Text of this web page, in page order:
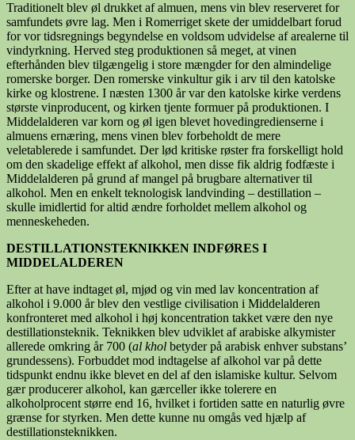
Traditionelt blev øl drukket af almuen, mens vin blev reserveret for
samfundets øvre lag. Men i Romerriget skete der umiddelbart forud
for vor tidsregnings begyndelse en voldsom udvidelse af arealerne til
vindyrkning. Herved steg produktionen så meget, at vinen
efterhånden blev tilgængelig i store mængder for den almindelige
romerske borger. Den romerske vinkultur gik i arv til den katolske
kirke og klostrene. I næsten 1300 år var den katolske kirke verdens
største vinproducent, og kirken tjente formuer på produktionen. I
Middelalderen var korn og øl igen blevet hovedingredienserne i
almuens ernæring, mens vinen blev forbeholdt de mere
veletablerede i samfundet. Der lød kritiske røster fra forskelligt hold
om den skadelige effekt af alkohol, men disse fik aldrig fodfæste i
Middelalderen på grund af mangel på brugbare alternativer til
alkohol. Men en enkelt teknologisk landvinding – destillation –
skulle imidlertid for altid ændre forholdet mellem alkohol og
menneskeheden.
DESTILLATIONSTEKNIKKEN INDFØRES I
MIDDELALDEREN
Efter at have indtaget øl, mjød og vin med lav koncentration af
alkohol i 9.000 år blev den vestlige civilisation i Middelalderen
konfronteret med alkohol i høj koncentration takket være den nye
destillationsteknik. Teknikken blev udviklet af arabiske alkymister
allerede omkring år 700 (al khol betyder på arabisk enhver substans’
grundessens). Forbuddet mod indtagelse af alkohol var på dette
tidspunkt endnu ikke blevet en del af den islamiske kultur. Selvom
gær producerer alkohol, kan gærceller ikke tolerere en
alkoholprocent større end 16, hvilket i fortiden satte en naturlig øvre
grænse for styrken. Men dette kunne nu omgås ved hjælp af
destillationsteknikken.